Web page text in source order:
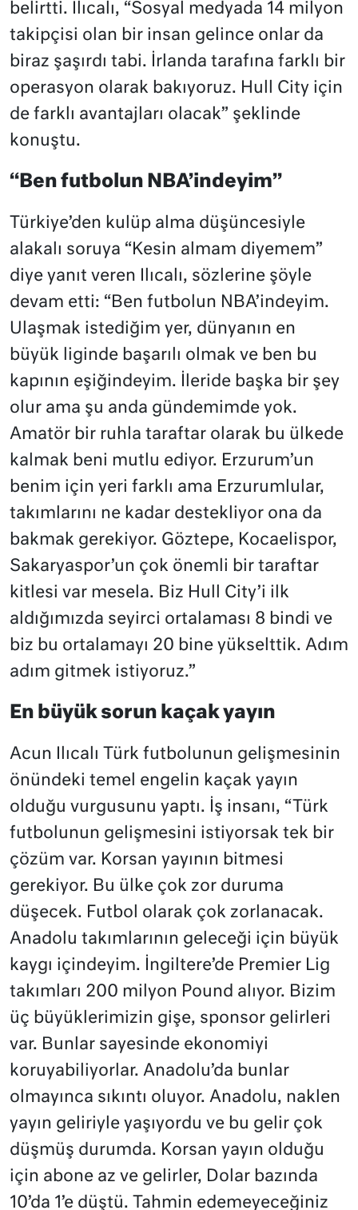
belirtti. Ilıcalı, “Sosyal medyada 14 milyon
takipçisi olan bir insan gelince onlar da
biraz şaşırdı tabi. İrlanda tarafına farklı bir
operasyon olarak bakıyoruz. Hull City için
de farklı avantajları olacak” şeklinde
konuştu.
“Ben futbolun NBA’indeyim”
Türkiye’den kulüp alma düşüncesiyle
alakalı soruya “Kesin almam diyemem”
diye yanıt veren Ilıcalı, sözlerine şöyle
devam etti: “Ben futbolun NBA’indeyim.
Ulaşmak istediğim yer, dünyanın en
büyük liginde başarılı olmak ve ben bu
kapının eşiğindeyim. İleride başka bir şey
olur ama şu anda gündemimde yok.
Amatör bir ruhla taraftar olarak bu ülkede
kalmak beni mutlu ediyor. Erzurum’un
benim için yeri farklı ama Erzurumlular,
takımlarını ne kadar destekliyor ona da
bakmak gerekiyor. Göztepe, Kocaelispor,
Sakaryaspor’un çok önemli bir taraftar
kitlesi var mesela. Biz Hull City’i ilk
aldığımızda seyirci ortalaması 8 bindi ve
biz bu ortalamayı 20 bine yükselttik. Adım
adım gitmek istiyoruz.”
En büyük sorun kaçak yayın
Acun Ilıcalı Türk futbolunun gelişmesinin
önündeki temel engelin kaçak yayın
olduğu vurgusunu yaptı. İş insanı, “Türk
futbolunun gelişmesini istiyorsak tek bir
çözüm var. Korsan yayının bitmesi
gerekiyor. Bu ülke çok zor duruma
düşecek. Futbol olarak çok zorlanacak.
Anadolu takımlarının geleceği için büyük
kaygı içindeyim. İngiltere’de Premier Lig
takımları 200 milyon Pound alıyor. Bizim
üç büyüklerimizin gişe, sponsor gelirleri
var. Bunlar sayesinde ekonomiyi
koruyabiliyorlar. Anadolu’da bunlar
olmayınca sıkıntı oluyor. Anadolu, naklen
yayın geliriyle yaşıyordu ve bu gelir çok
düşmüş durumda. Korsan yayın olduğu
için abone az ve gelirler, Dolar bazında
10’da 1’e düştü. Tahmin edemeyeceğiniz